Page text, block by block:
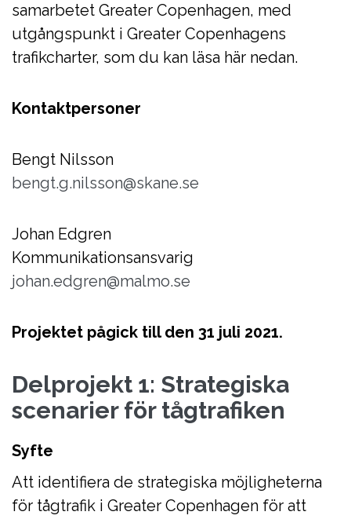
samarbetet Greater Copenhagen, med
utgångspunkt i Greater Copenhagens
trafikcharter, som du kan läsa här nedan.
Kontaktpersoner
Bengt Nilsson
bengt.g.nilsson@skane.se
Johan Edgren
Kommunikationsansvarig
johan.edgren@malmo.se
Projektet pågick till den 31 juli 2021.
Delprojekt 1: Strategiska
scenarier för tågtrafiken
Syfte
Att identifiera de strategiska möjligheterna
för tågtrafik i Greater Copenhagen för att